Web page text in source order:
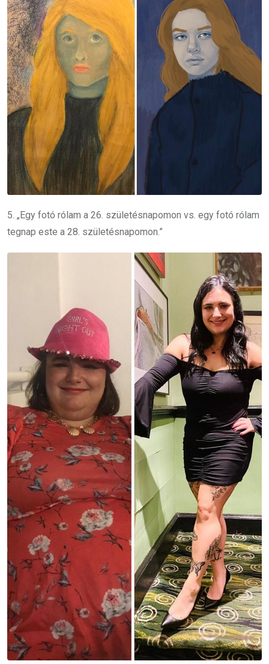
5. „Egy fotó rólam a 26. születésnapomon vs. egy fotó rólam
tegnap este a 28. születésnapomon.”